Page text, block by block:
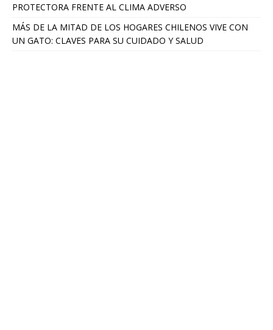
PROTECTORA FRENTE AL CLIMA ADVERSO
MÁS DE LA MITAD DE LOS HOGARES CHILENOS VIVE CON
UN GATO: CLAVES PARA SU CUIDADO Y SALUD